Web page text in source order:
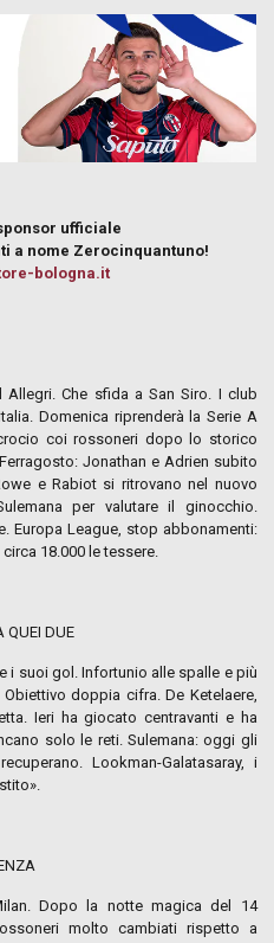
ufficiale
a nome Zerocinquantuno!
bologna.it
Allegri. Che sfida a San Siro. I club
Domenica riprenderà la Serie A
coi rossoneri dopo lo storico
Jonathan e Adrien subito
e Rabiot si ritrovano nel nuovo
per valutare il ginocchio.
Europa League, stop abbonamenti:
18.000 le tessere.
QUEI DUE
i suoi gol. Infortunio alle spalle e più
doppia cifra. De Ketelaere,
Ieri ha giocato centravanti e ha
solo le reti. Sulemana: oggi gli
Lookman-Galatasaray, i
Dopo la notte magica del 14
molto cambiati rispetto a